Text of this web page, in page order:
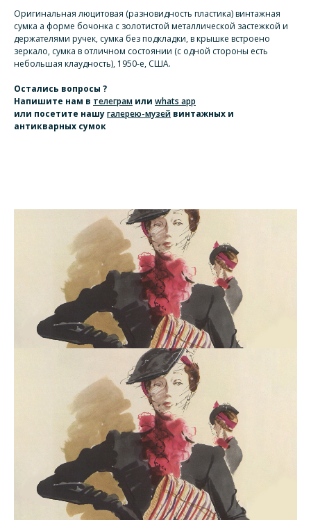
Оригинальная люцитовая (разновидность пластика) винтажная
сумка a форме бочонка с золотистой металлической застежкой и
держателями ручек, сумка без подкладки, в крышке встроено
зеркало, сумка в отличном состоянии (с одной стороны есть
небольшая клаудность), 1950-е, США.
Остались вопросы ?
Напишите нам в телеграм или whats app
или посетите нашугалерею-музей винтажных и
антикварных сумок